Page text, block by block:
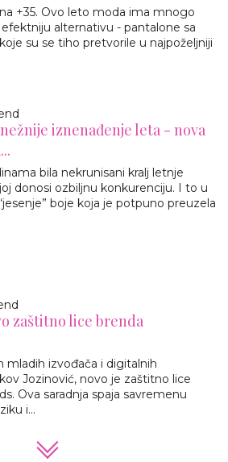
+35. Ovo leto moda ima mnogo
alternativu - pantalone sa
su se tiho pretvorile u najpoželjniji
iznenađenje leta - nova
bila nekrunisani kralj letnje
donosi ozbiljnu konkurenciju. I to u
boje koja je potpuno preuzela
zaštitno lice brenda
mladih izvođača i digitalnih
Jozinović, novo je zaštitno lice
Ova saradnja spaja savremenu
i...